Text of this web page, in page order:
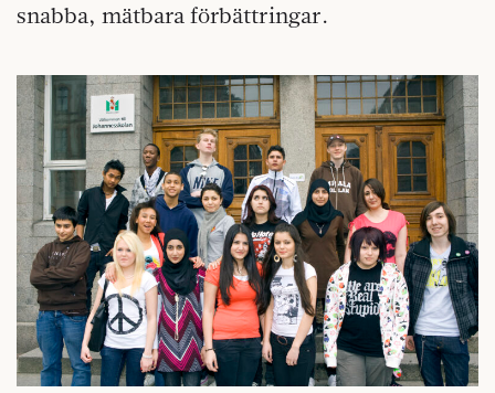
snabba, mätbara förbättringar.